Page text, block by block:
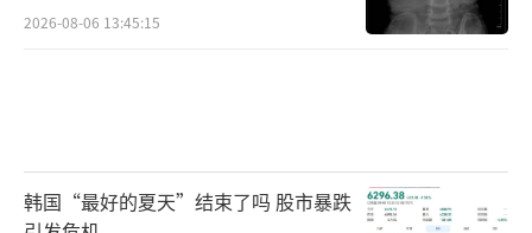
2026-08-06 13:45:15
韩国“最好的夏天”结束了吗 股市暴跌